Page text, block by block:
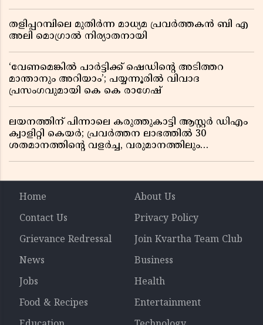
തളിപ്പറമ്പിലെ മുതിർന്ന മാധ്യമ പ്രവർത്തകൻ ബി എ
അലി മൊഗ്രാൽ നിര്യാതനായി
‘വേണമെങ്കിൽ പാർട്ടിക്ക് ഷെഡിൻ്റെ അടിത്തറ
മാന്താനും അറിയാം’; പയ്യന്നൂരിൽ വിവാദ
പ്രസംഗവുമായി കെ കെ രാഗേഷ്
ലയനത്തിന് പിന്നാലെ കരുത്തുകാട്ടി ആസ്റ്റർ ഡിഎം
ക്വാളിറ്റി കെയർ; പ്രവർത്തന ലാഭത്തിൽ 30
ശതമാനത്തിൻ്റെ വളർച്ച, വരുമാനത്തിലും
Home
About Us
Contact Us
Privacy Policy
Grievance Redressal
Join Kvartha Team Club
News
Business
Jobs
Health
Food & Recipes
Entertainment